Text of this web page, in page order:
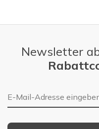
Newsletter
E-Mail-Adresse